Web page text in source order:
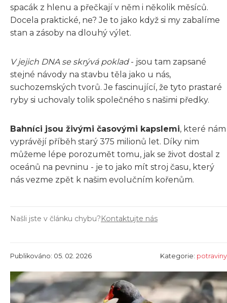
spacák z hlenu a přečkají v něm i několik měsíců.
Docela praktické, ne? Je to jako když si my zabalíme
stan a zásoby na dlouhý výlet.
V jejich DNA se skrývá poklad- jsou tam zapsané
stejné návody na stavbu těla jako u nás,
suchozemských tvorů. Je fascinující, že tyto prastaré
ryby si uchovaly tolik společného s našimi předky.
Bahníci jsou živými časovými kapslemi, které nám
vyprávějí příběh starý 375 milionů let. Díky nim
můžeme lépe porozumět tomu, jak se život dostal z
oceánů na pevninu - je to jako mít stroj času, který
nás vezme zpět k našim evolučním kořenům.
Našli jste v článku chybu?Kontaktujte nás
Publikováno: 05. 02. 2026 Kategorie: potraviny